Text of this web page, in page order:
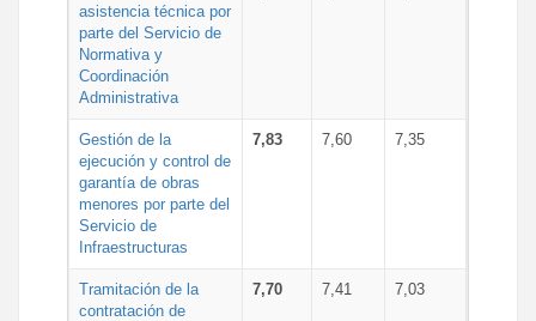
asistencia técnica por
parte del Servicio de
Normativa y
Coordinación
Administrativa
Gestión de la
ejecución y control de
garantía de obras
menores por parte del
Servicio de
Infraestructuras
7,83 7,60 7,35
Tramitación de la
contratación de
7,70 7,41 7,03